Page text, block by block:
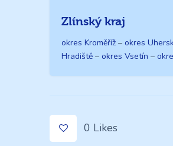
Zlínský kraj
okres Kroměříž – okres
Hradiště – okres Vsetín –
0 Likes